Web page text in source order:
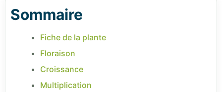
Sommaire
Fiche de la plante
Floraison
Croissance
Multiplication